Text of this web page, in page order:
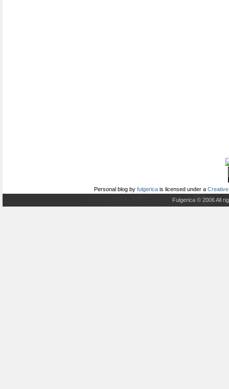
Personal blog by fulgerica is licensed under a
Fulgerica © 2006 All